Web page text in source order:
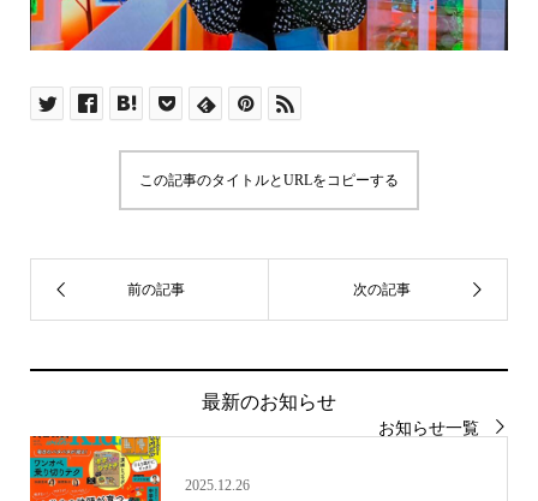
この記事のタイトルとURLをコピーする
最新のお知らせ
お知らせ一覧
2025.12.26